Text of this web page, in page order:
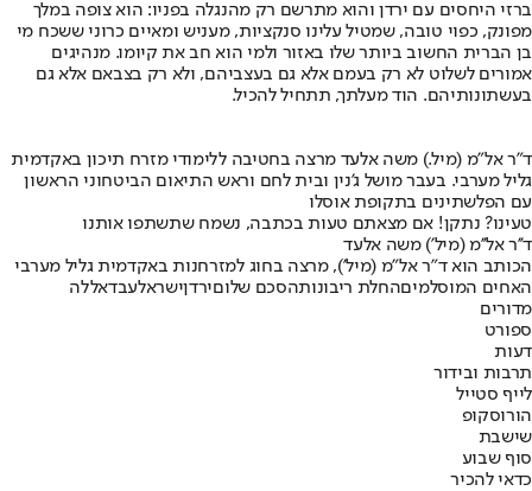
ברזי היחסים עם ירדן והוא מתרשם רק מהנגלה בפניו: הוא צופה במלך
מפונק, כפוי טובה, שמטיל עלינו סנקציות, מעניש ומאיים כרוני ששכח מי
בן הברית החשוב ביותר שלו באזור ולמי הוא חב את קיומו. מנהיגים
אמורים לשלוט לא רק בעמם אלא גם בעצביהם, ולא רק בצבאם אלא גם
בעשתונותיהם. הוד מעלתך, תתחיל להכיל.
ד"ר אל"מ (מיל.) משה אלעד מרצה בחטיבה ללימודי מזרח תיכון באקדמית
גליל מערבי. בעבר מושל ג'נין ובית לחם וראש התיאום הביטחוני הראשון
עם הפלשתינים בתקופת אוסלו
טעינו? נתקן! אם מצאתם טעות בכתבה, נשמח שתשתפו אותנו
ד''ר אל''מ (מיל') משה אלעד
הכותב הוא ד"ר אל"מ (מיל'), מרצה בחוג למזרחנות באקדמית גליל מערבי
האחים המוסלמיםהחלת ריבונותהסכם שלוםירדןישראלעבדאללה
מדורים
ספורט
דעות
תרבות ובידור
לייף סטייל
הורוסקופ
שישבת
סוף שבוע
כדאי להכיר